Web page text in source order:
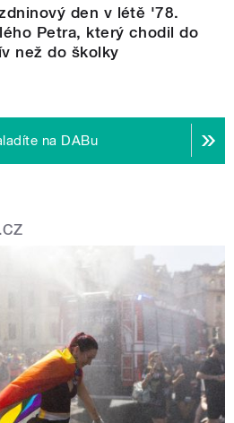
den v létě '78.
Petra, který chodil do
než do školky
na DABu